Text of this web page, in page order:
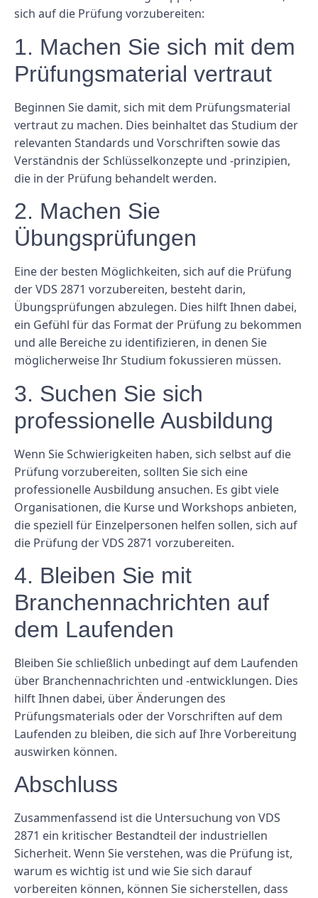
sich auf die Prüfung vorzubereiten:
1. Machen Sie sich mit dem
Prüfungsmaterial vertraut
Beginnen Sie damit, sich mit dem Prüfungsmaterial
vertraut zu machen. Dies beinhaltet das Studium der
relevanten Standards und Vorschriften sowie das
Verständnis der Schlüsselkonzepte und -prinzipien,
die in der Prüfung behandelt werden.
2. Machen Sie
Übungsprüfungen
Eine der besten Möglichkeiten, sich auf die Prüfung
der VDS 2871 vorzubereiten, besteht darin,
Übungsprüfungen abzulegen. Dies hilft Ihnen dabei,
ein Gefühl für das Format der Prüfung zu bekommen
und alle Bereiche zu identifizieren, in denen Sie
möglicherweise Ihr Studium fokussieren müssen.
3. Suchen Sie sich
professionelle Ausbildung
Wenn Sie Schwierigkeiten haben, sich selbst auf die
Prüfung vorzubereiten, sollten Sie sich eine
professionelle Ausbildung ansuchen. Es gibt viele
Organisationen, die Kurse und Workshops anbieten,
die speziell für Einzelpersonen helfen sollen, sich auf
die Prüfung der VDS 2871 vorzubereiten.
4. Bleiben Sie mit
Branchennachrichten auf
dem Laufenden
Bleiben Sie schließlich unbedingt auf dem Laufenden
über Branchennachrichten und -entwicklungen. Dies
hilft Ihnen dabei, über Änderungen des
Prüfungsmaterials oder der Vorschriften auf dem
Laufenden zu bleiben, die sich auf Ihre Vorbereitung
auswirken können.
Abschluss
Zusammenfassend ist die Untersuchung von VDS
2871 ein kritischer Bestandteil der industriellen
Sicherheit. Wenn Sie verstehen, was die Prüfung ist,
warum es wichtig ist und wie Sie sich darauf
vorbereiten können, können Sie sicherstellen, dass